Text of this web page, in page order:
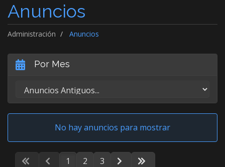
Anuncios
Administración Anuncios
Por Mes
No hay anuncios para mostrar
1 2 3